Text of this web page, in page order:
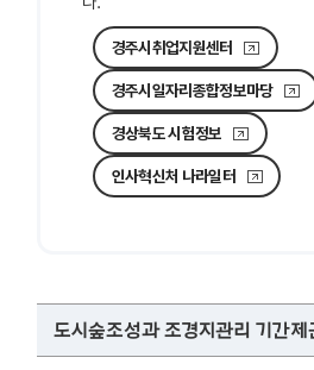
경주시취업지원센터
경주시일자리종합정보마당
경상북도 시험정보
인사혁신처 나라일터
도시숲조성과 조경지관리 기간